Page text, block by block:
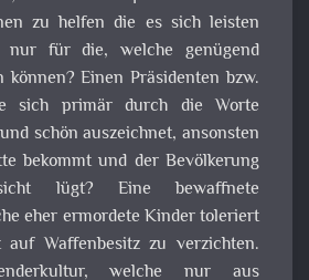
zu helfen die es sich leisten
nur für die, welche genügend
können? Einen Präsidenten bzw.
sich primär durch die Worte
schön auszeichnet, ansonsten
bekommt und der Bevölkerung
lügt? Eine bewaffnete
eher ermordete Kinder toleriert
Waffenbesitz zu verzichten.
welche nur aus